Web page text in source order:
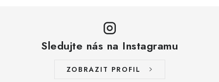
Sledujte nás na Instagramu
ZOBRAZIT PROFIL